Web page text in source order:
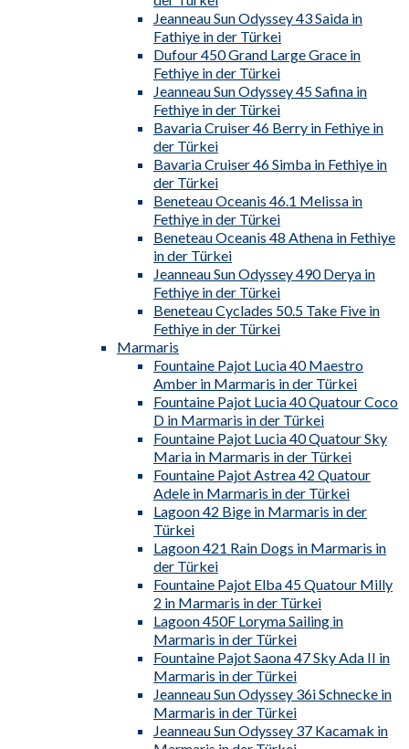
Jeanneau Sun Odyssey 43 Saida in
Fathiye in der Türkei
Dufour 450 Grand Large Grace in
Fethiye in der Türkei
Jeanneau Sun Odyssey 45 Safina in
Fethiye in der Türkei
Bavaria Cruiser 46 Berry in Fethiye in
der Türkei
Bavaria Cruiser 46 Simba in Fethiye in
der Türkei
Beneteau Oceanis 46.1 Melissa in
Fethiye in der Türkei
Beneteau Oceanis 48 Athena in Fethiye
in der Türkei
Jeanneau Sun Odyssey 490 Derya in
Fethiye in der Türkei
Beneteau Cyclades 50.5 Take Five in
Fethiye in der Türkei
Marmaris
Fountaine Pajot Lucia 40 Maestro
Amber in Marmaris in der Türkei
Fountaine Pajot Lucia 40 Quatour Coco
D in Marmaris in der Türkei
Fountaine Pajot Lucia 40 Quatour Sky
Maria in Marmaris in der Türkei
Fountaine Pajot Astrea 42 Quatour
Adele in Marmaris in der Türkei
Lagoon 42 Bige in Marmaris in der
Türkei
Lagoon 421 Rain Dogs in Marmaris in
der Türkei
Fountaine Pajot Elba 45 Quatour Milly
2 in Marmaris in der Türkei
Lagoon 450F Loryma Sailing in
Marmaris in der Türkei
Fountaine Pajot Saona 47 Sky Ada II in
Marmaris in der Türkei
Jeanneau Sun Odyssey 36i Schnecke in
Marmaris in der Türkei
Jeanneau Sun Odyssey 37 Kacamak in